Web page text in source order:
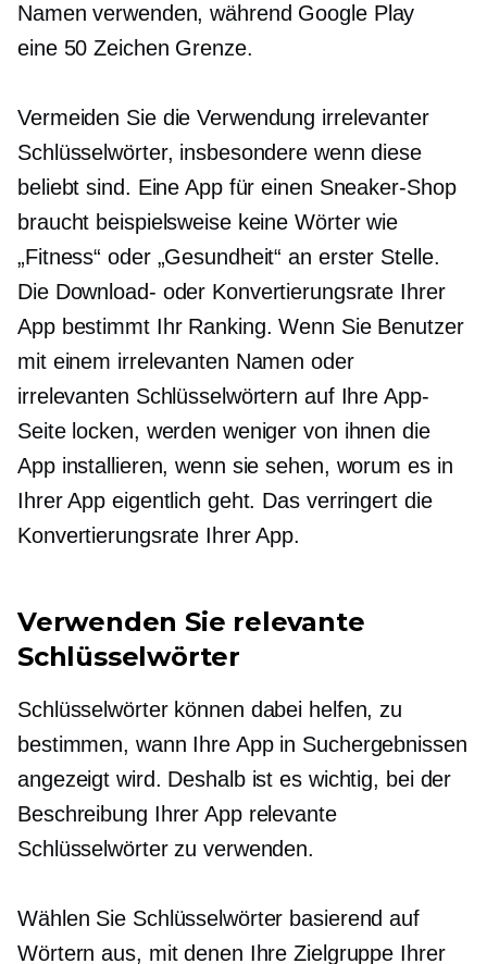
Namen verwenden, während Google Play
eine 50 Zeichen Grenze.
Vermeiden Sie die Verwendung irrelevanter
Schlüsselwörter, insbesondere wenn diese
beliebt sind. Eine App für einen Sneaker-Shop
braucht beispielsweise keine Wörter wie
„Fitness“ oder „Gesundheit“ an erster Stelle.
Die Download- oder Konvertierungsrate Ihrer
App bestimmt Ihr Ranking. Wenn Sie Benutzer
mit einem irrelevanten Namen oder
irrelevanten Schlüsselwörtern auf Ihre App-
Seite locken, werden weniger von ihnen die
App installieren, wenn sie sehen, worum es in
Ihrer App eigentlich geht. Das verringert die
Konvertierungsrate Ihrer App.
Verwenden Sie relevante
Schlüsselwörter
Schlüsselwörter können dabei helfen, zu
bestimmen, wann Ihre App in Suchergebnissen
angezeigt wird. Deshalb ist es wichtig, bei der
Beschreibung Ihrer App relevante
Schlüsselwörter zu verwenden.
Wählen Sie Schlüsselwörter basierend auf
Wörtern aus, mit denen Ihre Zielgruppe Ihrer